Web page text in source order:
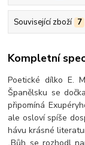
Související zboží 7
Kompletní
Poetické dílko E.
Španělsku se
připomíná
ale osloví spíše
hávu krásné
„Bůh se rozhodl